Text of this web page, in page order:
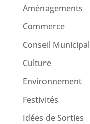
Aménagements
Commerce
Conseil Municipal
Culture
Environnement
Festivités
Idées de Sorties